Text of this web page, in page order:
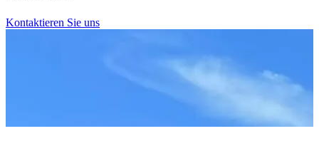
Kontaktieren Sie uns